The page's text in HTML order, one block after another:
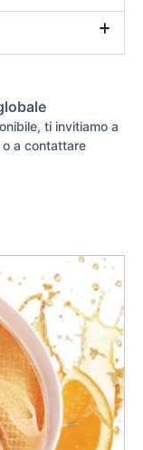
ti invitiamo a
a contattare